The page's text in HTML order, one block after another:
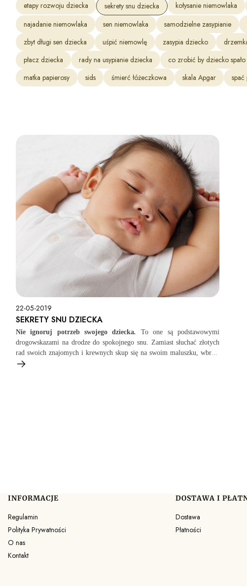
etapy rozwoju dziecka
sekrety snu dziecka kołysanie niemowlaka
najadanie niemowlaka
sen niemowlaka samodzielne zasypianie
zbyt długi sen dziecka
uśpić niemowlę zasypia dziecko
płacz dziecka
rady na usypianie dziecka co zrobić by dziecko spało
matka papierosy
sids śmierć łóżeczkowa skala Apgar spać
22-05-2019
SEKRETY SNU DZIECKA
Nie ignoruj potrzeb swojego dziecka. To one są podstawowymi
drogowskazami na drodze do spokojnego snu. Zamiast słuchać złotych
rad swoich znajomych i krewnych skup się na swoim maluszku, wbrew
pozorom potrafi on wysyłać bardzo jasne sygnały. Pamiętaj, że to po
Linki w stopce
INFORMACJE
Regulamin
Polityka Prywatności
O nas
Kontakt
DOSTAWA I
Dostawa
Płatności